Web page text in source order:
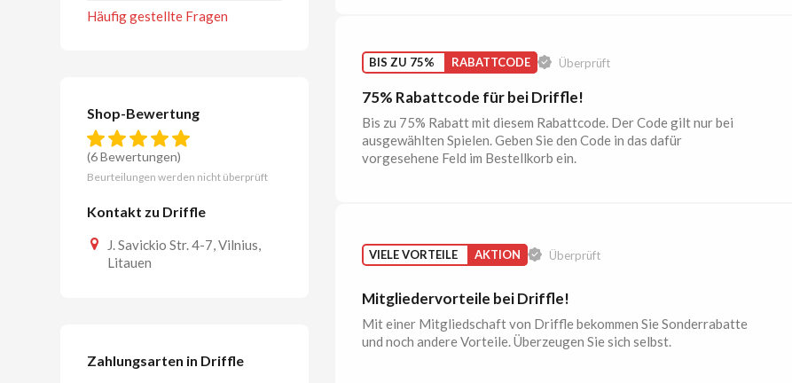
Häufig gestellte Fragen
Shop-Bewertung
(6 Bewertungen)
Beurteilungen werden nicht überprüft
Kontakt zu Driffle
J. Savickio Str. 4-7, Vilnius,
Litauen
Zahlungsarten in Driffle
BIS ZU 75% RABATTCODE Überprüft
75% Rabattcode für bei Driffle!
Bis zu 75% Rabatt mit diesem Rabattcode. Der Code gilt nur bei
ausgewählten Spielen. Geben Sie den Code in das dafür
vorgesehene Feld im Bestellkorb ein.
VIELE VORTEILE AKTION Überprüft
Mitgliedervorteile bei Driffle!
Mit einer Mitgliedschaft von Driffle bekommen Sie Sonderrabatte
und noch andere Vorteile. Überzeugen Sie sich selbst.